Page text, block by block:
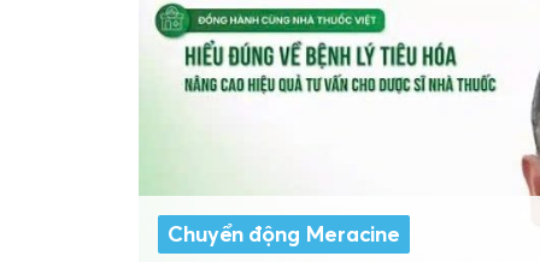
Chuyển động Meracine